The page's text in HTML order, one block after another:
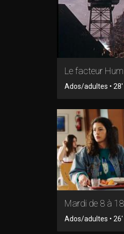
Le facteur
Ados/adultes • 28'
Mardi de 8 à 18
Ados/adultes • 26'